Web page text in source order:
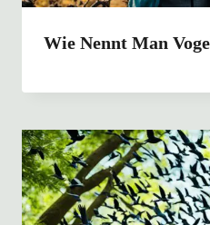
Wie Nennt Man